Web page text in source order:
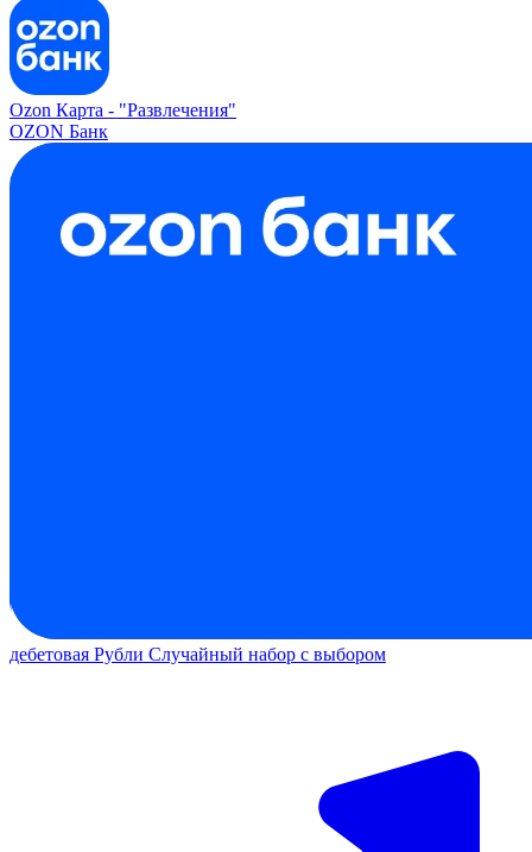
Ozon Карта - "Развлечения"
OZON Банк
дебетовая Рубли Случайный набор с выбором